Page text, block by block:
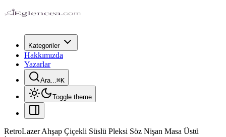
Kategoriler
Hakkımızda
Yazarlar
Ara...⌘K
Toggle theme
RetroLazer Ahşap Çiçekli Süslü Pleksi Söz Nişan Masa Üstü